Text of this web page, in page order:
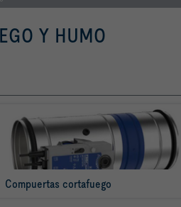
Y HUMO
Compuertas cortafuego